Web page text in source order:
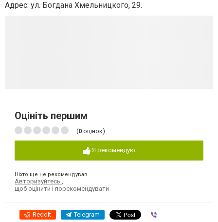
Адрес: ул. Богдана Хмельницкого, 29.
Оцініть першим
(0 оцінок)
Я рекомендую
Ніхто ще не рекомендував
Авторизуйтесь
щоб оцінити і порекомендувати
Reddit Telegram